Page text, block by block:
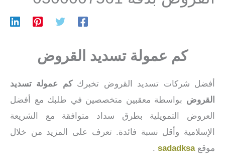
كم عمولة تسديد القروض
أفضل شركات تسديد القروض تخبرككم عمولة تسديد
القروض بواسطة معقبين متخصصين في طلبك مع أفضل
العروض التمويلية بطرق سداد متوافقة مع الشريعة
الإسلامية وأقل نسبة فائدة. تعرف على المزيد من خلال
موقعsadadksa
.